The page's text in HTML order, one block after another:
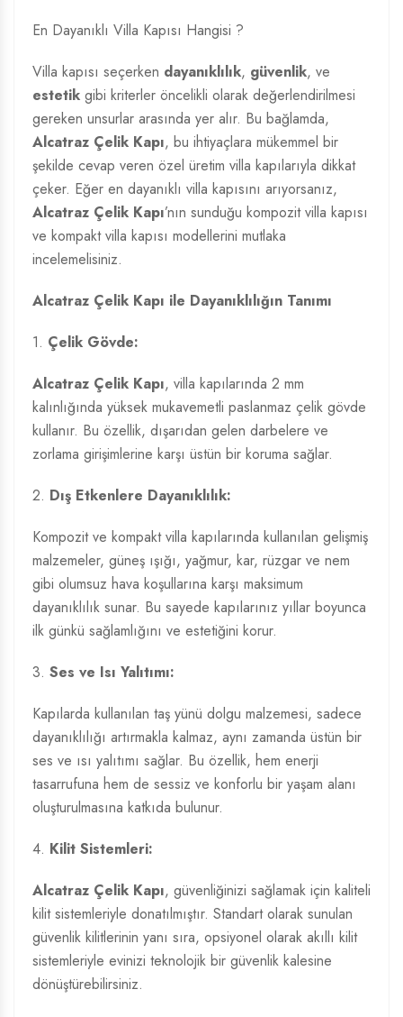
En Dayanıklı Villa Kapısı Hangisi ?
Villa kapısı seçerken dayanıklılık, güvenlik, ve
estetik gibi kriterler öncelikli olarak değerlendirilmesi
gereken unsurlar arasında yer alır. Bu bağlamda,
Alcatraz Çelik Kapı, bu ihtiyaçlara mükemmel bir
şekilde cevap veren özel üretim villa kapılarıyla dikkat
çeker. Eğer en dayanıklı villa kapısını arıyorsanız,
Alcatraz Çelik Kapı’nın sunduğu kompozit villa kapısı
ve kompakt villa kapısı modellerini mutlaka
incelemelisiniz.
Alcatraz Çelik Kapı ile Dayanıklılığın Tanımı
1. Çelik Gövde:
Alcatraz Çelik Kapı, villa kapılarında 2 mm
kalınlığında yüksek mukavemetli paslanmaz çelik gövde
kullanır. Bu özellik, dışarıdan gelen darbelere ve
zorlama girişimlerine karşı üstün bir koruma sağlar.
2. Dış Etkenlere Dayanıklılık:
Kompozit ve kompakt villa kapılarında kullanılan gelişmiş
malzemeler, güneş ışığı, yağmur, kar, rüzgar ve nem
gibi olumsuz hava koşullarına karşı maksimum
dayanıklılık sunar. Bu sayede kapılarınız yıllar boyunca
ilk günkü sağlamlığını ve estetiğini korur.
3. Ses ve Isı Yalıtımı:
Kapılarda kullanılan taş yünü dolgu malzemesi, sadece
dayanıklılığı artırmakla kalmaz, aynı zamanda üstün bir
ses ve ısı yalıtımı sağlar. Bu özellik, hem enerji
tasarrufuna hem de sessiz ve konforlu bir yaşam alanı
oluşturulmasına katkıda bulunur.
4. Kilit Sistemleri:
Alcatraz Çelik Kapı, güvenliğinizi sağlamak için kaliteli
kilit sistemleriyle donatılmıştır. Standart olarak sunulan
güvenlik kilitlerinin yanı sıra, opsiyonel olarak akıllı kilit
sistemleriyle evinizi teknolojik bir güvenlik kalesine
dönüştürebilirsiniz.